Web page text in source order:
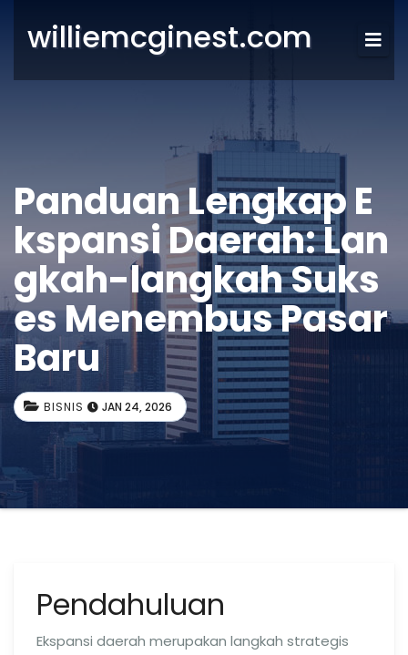
williemcginest.com
Panduan Lengkap E
kspansi Daerah: Lan
gkah-langkah Suks
es Menembus Pasar
Baru
BISNIS JAN 24, 2026
Pendahuluan
Ekspansi daerah merupakan langkah strategis